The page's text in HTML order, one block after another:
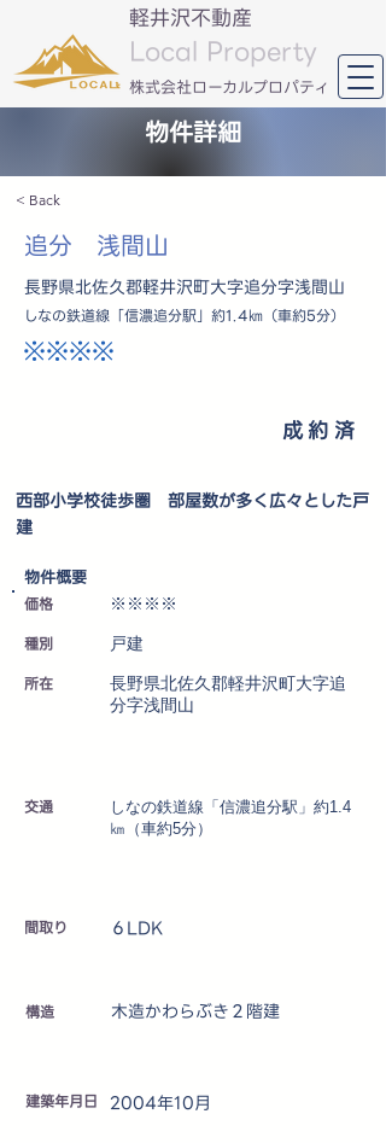
軽井沢不動産
Local Property
​株式会社ローカルプロパティ
物件詳細
< Back
追分 浅間山
長野県北佐久郡軽井沢町大字追分字浅間山
しなの鉄道線「信濃追分駅」約1.4㎞（車約5分）
※※※※
成約済
西部小学校徒歩圏 部屋数が多く広々とした戸
建
​物件概要
価格 ※※※※
種別 戸建
所在
長野県北佐久郡軽井沢町大字追
分字浅間山
交通
しなの鉄道線「信濃追分駅」約1.4
㎞（車約5分）
​間取り ６LDK
​構造 木造かわらぶき２階建
建築年月日 2004年10月